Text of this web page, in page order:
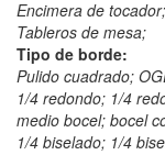
Encimera de tocador;
Tableros de mesa;
Tipo de borde:
Pulido cuadrado;
1/4 redondo; 1/4
medio bocel; bocel
1/4 biselado; 1/4